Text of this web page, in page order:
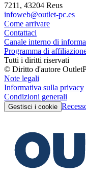
7211, 43204 Reus
infoweb@outlet-pc.es
Come arrivare
Contattaci
Canale interno di
Programma di
Tutti i diritti riservati
© Diritto d'autore
Note legali
Informativa sulla privacy
Condizioni generali
Gestisci i cookie